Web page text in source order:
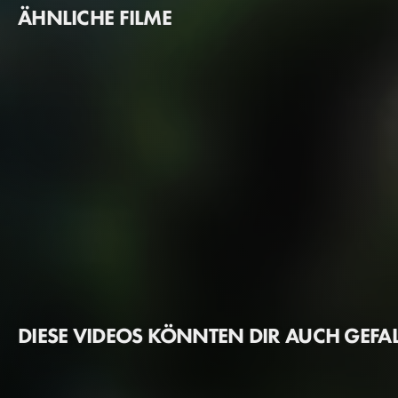
ÄHNLICHE FILME
DIESE VIDEOS KÖNNTEN DIR AUCH